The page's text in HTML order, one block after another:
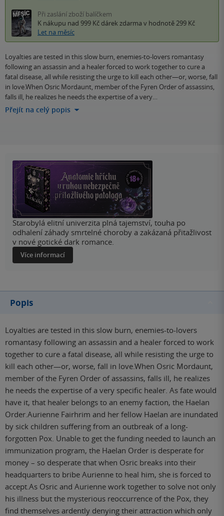
Při zaslání zboží balíčkem
K nákupu nad 999 Kč dárek zdarma v hodnotě 299 Kč
Let na měsíc
Loyalties are tested in this slow burn, enemies-to-lovers romantasy
following an assassin and a healer forced to work together to cure a
fatal disease, all while resisting the urge to kill each other—or, worse, fall
in love.When Osric Mordaunt, member of the Fyren Order of assassins,
falls ill, he realizes he needs the expertise of a very…
Přejít na celý popis
Starobylá elitní univerzita plná tajemství, touha po
odhalení záhady smrtelné choroby a zakázaná přitažlivost
v nové gotické dark romance.
Více informací
Popis
Loyalties are tested in this slow burn, enemies-to-lovers
romantasy following an assassin and a healer forced to work
together to cure a fatal disease, all while resisting the urge to
kill each other—or, worse, fall in love.When Osric Mordaunt,
member of the Fyren Order of assassins, falls ill, he realizes
he needs the expertise of a very specific healer. As fate would
have it, that healer belongs to an enemy faction, the Haelan
Order.Aurienne Fairhrim and her fellow Haelan are inundated
by sick children suffering from an outbreak of a long-
forgotten Pox. Unable to get the funding needed to launch an
immunization program, the Haelan Order is desperate for
money – so desperate that when Osric breaks into their
headquarters to bribe Aurienne to heal him, she is forced to
accept.As Osric and Aurienne work together to solve not only
his illness but the mysterious reoccurrence of the Pox, they
find themselves ardently denying their attraction which only